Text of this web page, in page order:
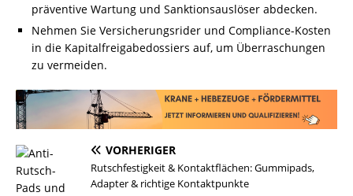
präventive Wartung und Sanktionsauslöser abdecken.
Nehmen Sie Versicherungsrider und Compliance-Kosten
in die Kapitalfreigabedossiers auf, um Überraschungen
zu vermeiden.
VORHERIGER
Rutschfestigkeit & Kontaktflächen: Gummipads,
Adapter & richtige Kontaktpunkte